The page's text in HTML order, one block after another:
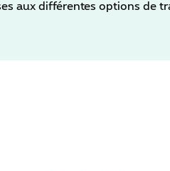
aux différentes options de